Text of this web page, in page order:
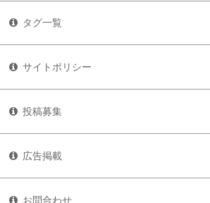
タグ一覧
サイトポリシー
投稿募集
広告掲載
お問合わせ